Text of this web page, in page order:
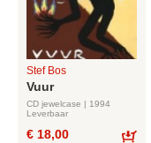
Stef Bos
Vuur
CD jewelcase | 1994
Leverbaar
€ 18,00